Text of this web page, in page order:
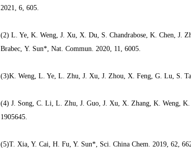
2021, 6, 605.
(2) L. Ye, K. Weng, J. Xu, X. Du, S. Chandrabose, K. Chen,
Brabec, Y. Sun*, Nat. Commun. 2020, 11, 6005.
(3)K. Weng, L. Ye, L. Zhu, J. Xu, J. Zhou, X. Feng, G. Lu, S.
(4) J. Song, C. Li, L. Zhu, J. Guo, J. Xu, X. Zhang, K. Weng,
1905645.
(5)T. Xia, Y. Cai, H. Fu, Y. Sun*, Sci. China Chem. 2019, 62,